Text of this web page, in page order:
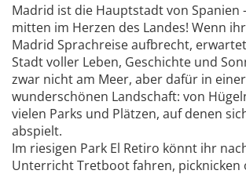
Madrid ist die Hauptstadt von Spanien
mitten im Herzen des Landes! Wenn
Madrid Sprachreise aufbrecht,
Stadt voller Leben, Geschichte und
zwar nicht am Meer, aber dafür in einer
wunderschönen Landschaft: von
vielen Parks und Plätzen, auf denen
abspielt.
Im riesigen Park El Retiro könnt ihr
Unterricht Tretboot fahren, picknicken